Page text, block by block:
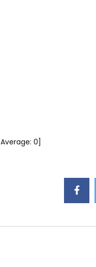
Average: 0]